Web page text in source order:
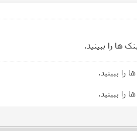
ها را ببینید.
را ببینید.
را ببینید.